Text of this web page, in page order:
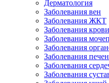
Дерматология
Заболевания вен
Заболевания ЖКТ
Заболевания крови
Заболевания
Заболевания
Заболевания
Заболевания
Заболевания